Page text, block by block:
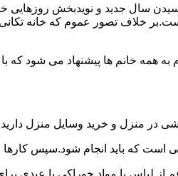
سال جدید و نویدبخش روزهایی
خلاف تصور عموم که خانه
همه خانم ها پیشنهاد می شود که با
در منزل و خرید وسایل منزل
است که باید انجام شود.سپس کارها
از لباس یا مواد خوراکی یا عیدی